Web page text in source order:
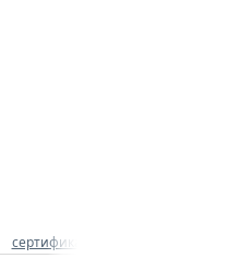
сертификат